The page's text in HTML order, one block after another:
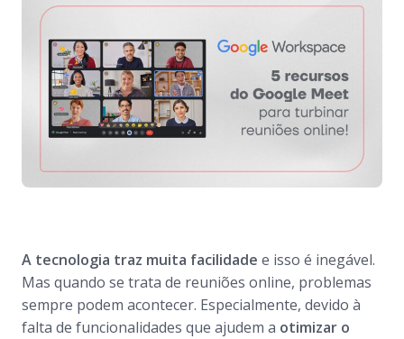
A tecnologia traz muita facilidade e isso é inegável.
Mas quando se trata de reuniões online, problemas
sempre podem acontecer. Especialmente, devido à
falta de funcionalidades que ajudem a otimizar o